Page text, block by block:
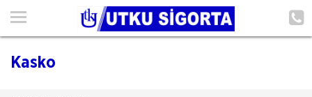
Ana Sayfa
Kasko